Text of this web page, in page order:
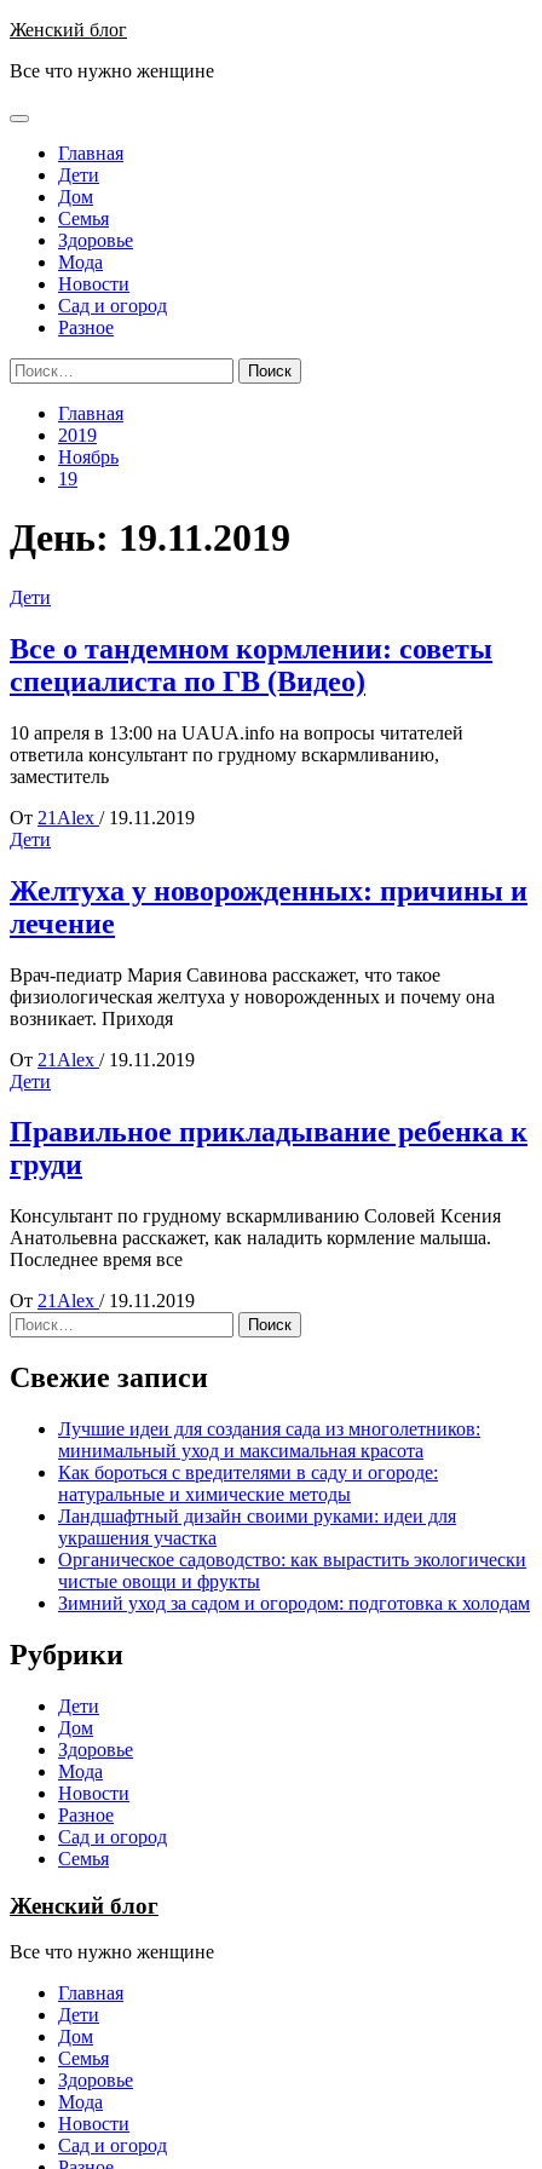
Перейти
содержимому
Женский блог
Все что нужно женщине
Основное
Главная
Дети
Дом
Семья
Здоровье
Мода
Новости
Сад и огород
Разное
Найти:
Главная
2019
Ноябрь
19
День: 19.11.2019
Дети
Все о тандемном кормлении: советы
специалиста по ГВ (Видео)
10 апреля в 13:00 на UAUA.info на вопросы читателей
ответила консультант по грудному вскармливанию,
заместитель
От 21Alex / 19.11.2019
Дети
Желтуха у новорожденных: причины и
лечение
Врач-педиатр Мария Савинова расскажет, что такое
физиологическая желтуха у новорожденных и почему она
возникает. Приходя
От 21Alex / 19.11.2019
Дети
Правильное прикладывание ребенка к
груди
Консультант по грудному вскармливанию Соловей Ксения
Анатольевна расскажет, как наладить кормление малыша.
Последнее время все
От 21Alex / 19.11.2019
Найти:
Свежие записи
Лучшие идеи для создания сада из многолетников:
минимальный уход и максимальная красота
Как бороться с вредителями в саду и огороде:
натуральные и химические методы
Ландшафтный дизайн своими руками: идеи для
украшения участка
Органическое садоводство: как вырастить экологически
чистые овощи и фрукты
Зимний уход за садом и огородом: подготовка к холодам
Рубрики
Дети
Дом
Здоровье
Мода
Новости
Разное
Сад и огород
Семья
Женский блог
Все что нужно женщине
Главная
Дети
Дом
Семья
Здоровье
Мода
Новости
Сад и огород